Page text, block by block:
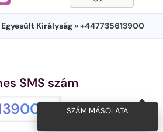
Egyesült Királyság » +447735613900
SMS szám
SZÁM MÁSOLATA